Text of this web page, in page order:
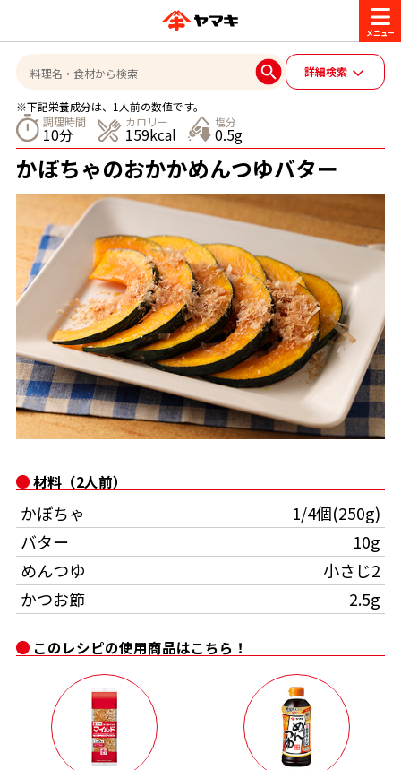
商品情報
ブランド一覧
ヤマキ『めんつゆ』 ヤマキ 割烹白だし
旨さ、別格。だし屋の鍋 韓福善シリーズ
サッと鍋® 楽チン鍋®
レシピ
おいしいレシピを探す
おいしいレシピトップ
主食レシピ
主菜レシピ
汁物レシピ
おいしいレシピを商品から探す
かつお節レシピ
めんつゆレシピ
割烹白だしレシピ
かつお節・だしを楽しむ
かつお節・だしを知る
だしの取り方
かつお節の削り方
かつお節・だしをもっと知る
かつお節・だしを楽しむ
だしコミュ
CM・キャンペーン
キャンペーン一覧
企業・採用情報
企業情報
- 百年対話
採用情報
- ジョブリターン制
お問い合わせ
ヤマキお客様相談室
オンラインショップ
Global
詳細検索
※下記栄養成分は、1人前の数値です。
調理時間
10分
カロリー
159kcal
塩分
0.5g
かぼちゃのおかかめんつゆバター
このレシピの使用商品はこちら！
材料（2人前）
かぼちゃ
1/4個(250g)
バター
10g
めんつゆ
小さじ2
かつお節
2.5g